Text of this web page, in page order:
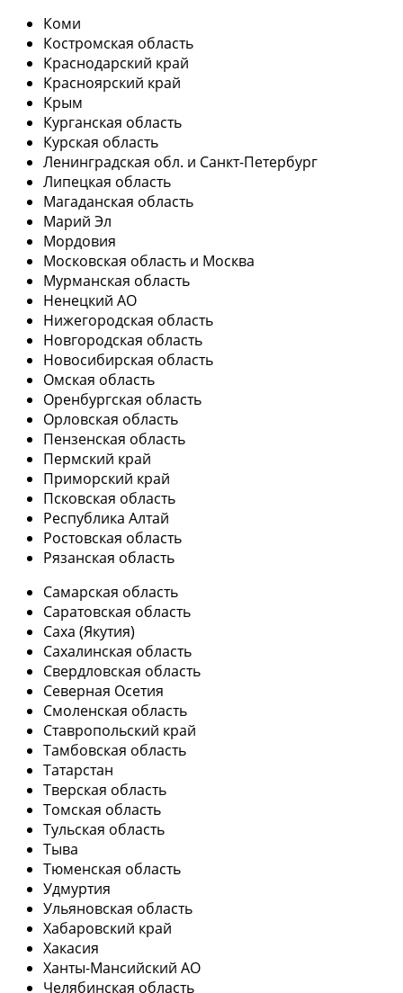
Коми
Костромская область
Краснодарский край
Красноярский край
Крым
Курганская область
Курская область
Ленинградская обл. и Санкт-Петербург
Липецкая область
Магаданская область
Марий Эл
Мордовия
Московская область и Москва
Мурманская область
Ненецкий АО
Нижегородская область
Новгородская область
Новосибирская область
Омская область
Оренбургская область
Орловская область
Пензенская область
Пермский край
Приморский край
Псковская область
Республика Алтай
Ростовская область
Рязанская область
Самарская область
Саратовская область
Саха (Якутия)
Сахалинская область
Свердловская область
Северная Осетия
Смоленская область
Ставропольский край
Тамбовская область
Татарстан
Тверская область
Томская область
Тульская область
Тыва
Тюменская область
Удмуртия
Ульяновская область
Хабаровский край
Хакасия
Ханты-Мансийский АО
Челябинская область